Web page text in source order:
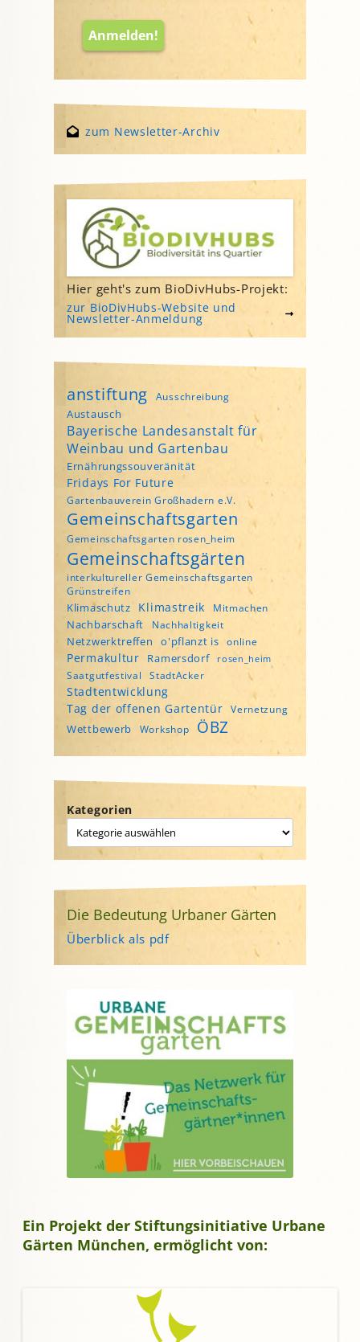
zum Newsletter-Archiv
Hier geht's zum BioDivHubs-Projekt:
zur BioDivHubs-Website und
Newsletter-Anmeldung
anstiftung Ausschreibung
Austausch
Bayerische Landesanstalt für
Weinbau und Gartenbau
Ernährungssouveränität
Fridays For Future
Gartenbauverein Großhadern e.V.
Gemeinschaftsgarten
Gemeinschaftsgarten rosen_heim
Gemeinschaftsgärten
interkultureller Gemeinschaftsgarten
Grünstreifen
Klimaschutz Klimastreik Mitmachen
Nachbarschaft Nachhaltigkeit
Netzwerktreffen o'pflanzt is online
Permakultur Ramersdorf rosen_heim
Saatgutfestival StadtAcker
Stadtentwicklung
Tag der offenen Gartentür
Vernetzung
Wettbewerb Workshop ÖBZ
Kategorien
Die Bedeutung Urbaner Gärten
Überblick als pdf
Ein Projekt der Stiftungsinitiative Urbane
Gärten München, ermöglicht von: